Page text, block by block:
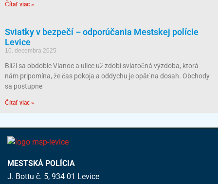
Čítať viac »
Sviatky v bezpečí – odporúčania Mestskej polície
Levice
10. decembra 2025
Blíži sa obdobie Vianoc a ulice už zdobí sviatočná výzdoba, ktorá
nám pripomína, že čas pokoja a oddychu je opäť na dosah. Obchody
sa postupne
Čítať viac »
MESTSKÁ POLÍCIA
J. Bottu č. 5, 934 01 Levice